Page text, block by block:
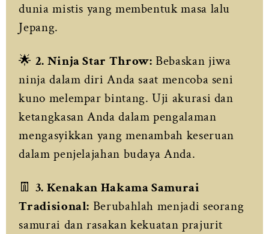
dunia mistis yang membentuk masa lalu
Jepang.
🌟 2. Ninja Star Throw: Bebaskan jiwa
ninja dalam diri Anda saat mencoba seni
kuno melempar bintang. Uji akurasi dan
ketangkasan Anda dalam pengalaman
mengasyikkan yang menambah keseruan
dalam penjelajahan budaya Anda.
👖 3. Kenakan Hakama Samurai
Tradisional: Berubahlah menjadi seorang
samurai dan rasakan kekuatan prajurit